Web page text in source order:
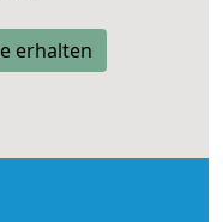
erhalten